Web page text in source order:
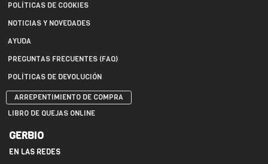
POLÍTICAS DE COOKIES
NOTICIAS Y NOVEDADES
AYUDA
PREGUNTAS FRECUENTES (FAQ)
POLÍTICAS DE DEVOLUCIÓN
ARREPENTIMIENTO DE COMPRA
LIBRO DE QUEJAS ONLINE
GERBIO
EN LAS REDES